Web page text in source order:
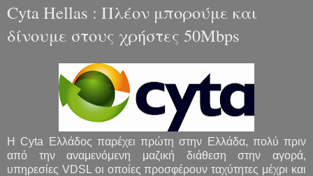
Cyta Hellas : Πλέον μπορούμε και
δίνουμε στους χρήστες 50Mbps
Η Cyta Ελλάδος παρέχει πρώτη στην Ελλάδα, πολύ πριν
από την αναμενόμενη μαζική διάθεση στην αγορά,
υπηρεσίες VDSL οι οποίες προσφέρουν ταχύτητες μέχρι και